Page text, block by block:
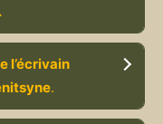
l’écrivain
.